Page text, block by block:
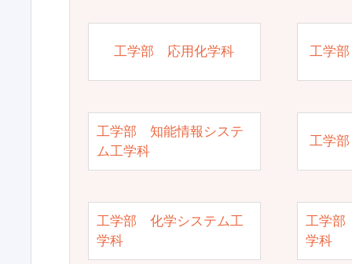
工学部 応用化学科 工学
工学部 知能情報システ
ム工学科
工学
工学部 化学システム工
学科
工学部
学科